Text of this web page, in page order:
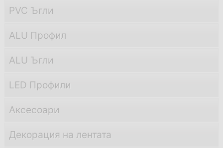
PVC Ъгли
ALU Профил
ALU Ъгли
LED Профили
Аксесоари
Декорация на лентата